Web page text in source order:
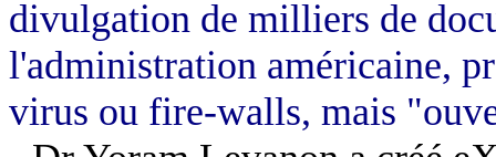
divulgation de milliers de
l'administration américaine,
virus ou fire-walls, mais